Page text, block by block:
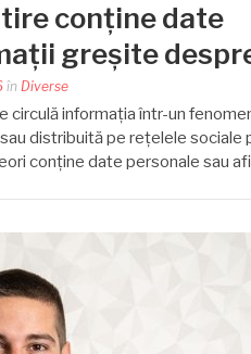
conține date
greșite
în Diverse
circulă informația într-un
distribuită pe rețelele sociale
conține date personale sau